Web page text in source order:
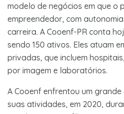
modelo de negócios em que o
empreendedor, com
carreira. A Cooenf-PR conta
sendo 150 ativos. Eles atuam
privadas, que incluem
por imagem e laboratórios.
A Cooenf enfrentou um
suas atividades, em 2020,